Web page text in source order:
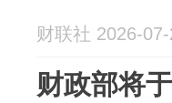
财联社 2026-
财政部将